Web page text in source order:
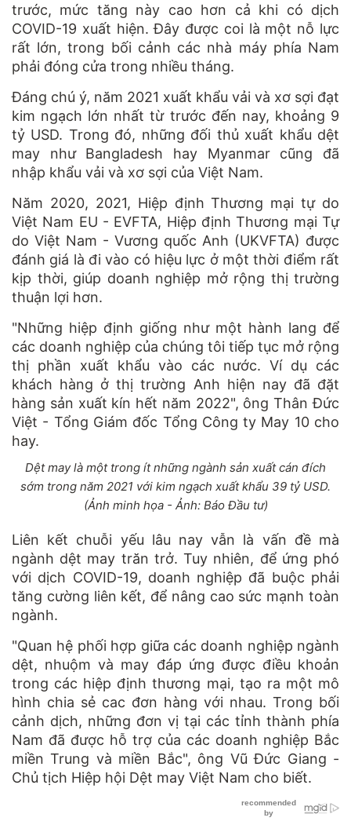
trước, mức tăng này cao hơn cả khi có dịch
COVID-19 xuất hiện. Đây được coi là một nỗ lực
rất lớn, trong bối cảnh các nhà máy phía Nam
phải đóng cửa trong nhiều tháng.
Đáng chú ý, năm 2021 xuất khẩu vải và xơ sợi đạt
kim ngạch lớn nhất từ trước đến nay, khoảng 9
tỷ USD. Trong đó, những đối thủ xuất khẩu dệt
may như Bangladesh hay Myanmar cũng đã
nhập khẩu vải và xơ sợi của Việt Nam.
Năm 2020, 2021, Hiệp định Thương mại tự do
Việt Nam EU - EVFTA, Hiệp định Thương mại Tự
do Việt Nam - Vương quốc Anh (UKVFTA) được
đánh giá là đi vào có hiệu lực ở một thời điểm rất
kịp thời, giúp doanh nghiệp mở rộng thị trường
thuận lợi hơn.
"Những hiệp định giống như một hành lang để
các doanh nghiệp của chúng tôi tiếp tục mở rộng
thị phần xuất khẩu vào các nước. Ví dụ các
khách hàng ở thị trường Anh hiện nay đã đặt
hàng sản xuất kín hết năm 2022", ông Thân Đức
Việt - Tổng Giám đốc Tổng Công ty May 10 cho
hay.
Dệt may là một trong ít những ngành sản xuất cán đích
sớm trong năm 2021 với kim ngạch xuất khẩu 39 tỷ USD.
(Ảnh minh họa - Ảnh: Báo Đầu tư)
Liên kết chuỗi yếu lâu nay vẫn là vấn đề mà
ngành dệt may trăn trở. Tuy nhiên, để ứng phó
với dịch COVID-19, doanh nghiệp đã buộc phải
tăng cường liên kết, để nâng cao sức mạnh toàn
ngành.
"Quan hệ phối hợp giữa các doanh nghiệp ngành
dệt, nhuộm và may đáp ứng được điều khoản
trong các hiệp định thương mại, tạo ra một mô
hình chia sẻ cac đơn hàng với nhau. Trong bối
cảnh dịch, những đơn vị tại các tỉnh thành phía
Nam đã được hỗ trợ của các doanh nghiệp Bắc
miền Trung và miền Bắc", ông Vũ Đức Giang -
Chủ tịch Hiệp hội Dệt may Việt Nam cho biết.